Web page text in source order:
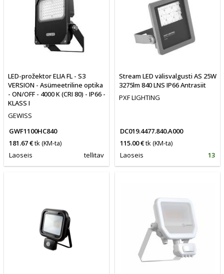
LED-prožektor ELIA FL - S3
VERSION - Asümeetriline optika
- ON/OFF - 4000 K (CRI 80) - IP66 -
KLASS I
GEWISS
GWF1100HC840
181.67 €tk(KM-ta)
Laoseis
tellitav
Stream LED välisvalgusti AS 25W
3275lm 840 LNS IP66 Antrasiit
PXF LIGHTING
DC019.4477.840.A000
115.00 €tk(KM-ta)
Laoseis
13